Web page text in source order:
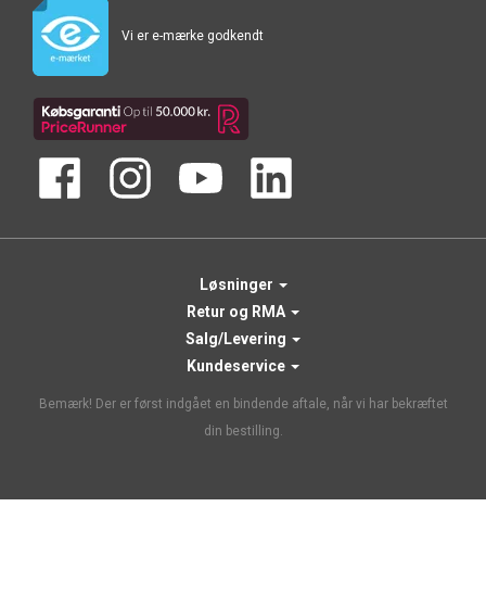
Vi er e-mærke godkendt
Løsninger
Retur og RMA
Salg/Levering
Kundeservice
Bemærk! Der er først indgået en bindende aftale, når vi har bekræftet
din bestilling.